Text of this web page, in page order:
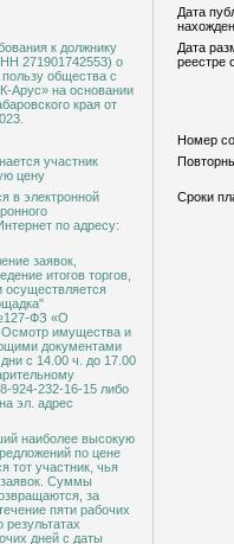
Дата
к должнику
271901742553) о
Арус» на основании
края от
Дата
реестре
Номер
участник
цену
в электронной
по адресу:
Сроки
заявок,
итогов торгов,
осуществляется
ФЗ «О
Осмотр имущества и
документами
с 14.00 ч. до 17.00
924-232-16-15 либо
эл. адрес
наиболее высокую
по цене
тот участник, чья
заявок. Суммы
за
пяти рабочих
результатах